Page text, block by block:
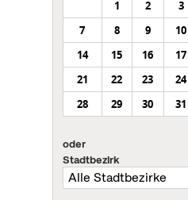
1
2 3
7
8 9 10
14
15 16 17
21
22 23 24
28
29 30 31
oder
Stadtbezirk